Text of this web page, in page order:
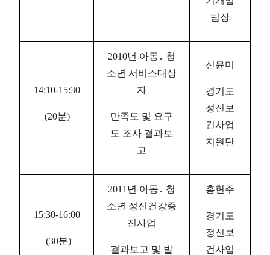
팀장
14:10-15:30
(20분)
2010년 아동․ 청
소년 서비스대상
자
만족도 및 요구
도 조사 결과보
고
신윤미
경기도
정신보
건사업
지원단
15:30-16:00
(30분)
2011년 아동․ 청
소년 정신건강증
진사업
결과보고 및 발
홍현주
경기도
정신보
건사업